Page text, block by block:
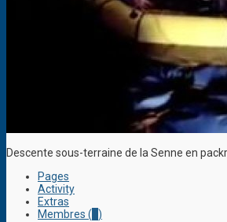
Descente sous-terraine de la Senne en
Pages
Activity
Extras
Membres ( )